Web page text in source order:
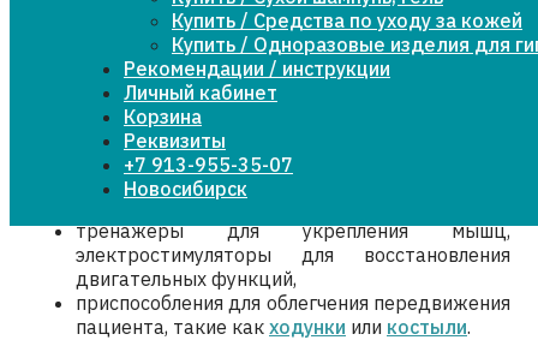
Купить / Средства по уходу за кожей
Купить / Одноразовые изделия для
Рекомендации / инструкции
Личный кабинет
Корзина
Реквизиты
+7 913-955-35-07
Новосибирск
потребоваться для успешной реабилитации.
Физиотерапия после инсульта
Одним из основных аспектов реабилитации после
инсульта является физическая терапия. Для
проведения такой терапии может понадобиться
различное оборудование, включающее в себя:
тренажеры для укрепления мышц,
электростимуляторы для восстановления
двигательных функций,
приспособления для облегчения передвижения
пациента, такие как ходунки или костыли.